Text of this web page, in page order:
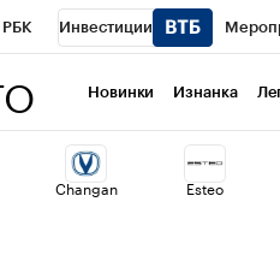
РБК Инвестиции
Дискуссионный клуб
Проверка контрагентов
Новинки Изнанка
Changan Esteo